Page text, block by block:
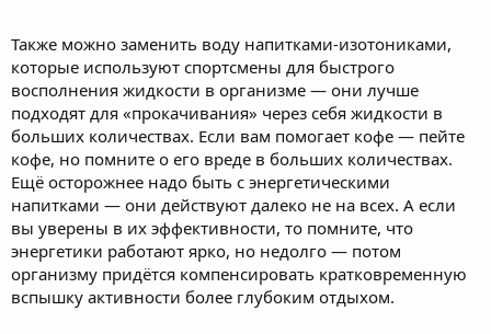
Также можно заменить воду напитками-изотониками,
которые используют спортсмены для быстрого
восполнения жидкости в организме — они лучше
подходят для «прокачивания» через себя жидкости в
больших количествах. Если вам помогает кофе — пейте
кофе, но помните о его вреде в больших количествах.
Ещё осторожнее надо быть с энергетическими
напитками — они действуют далеко не на всех. А если
вы уверены в их эффективности, то помните, что
энергетики работают ярко, но недолго — потом
организму придётся компенсировать кратковременную
вспышку активности более глубоким отдыхом.